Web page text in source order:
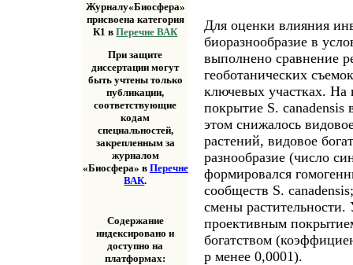
Журналу«Биосфера»
присвоена категория
К1 вПеречне ВАК
При защите
диссертации могут
быть учтены только
публикации,
соответствующие
кодам
специальностей,
закрепленным за
журналом
«Биосфера» в Перечне
ВАК.
Содержание
индексировано и
доступно на
платформах:
Для оценки влияния
биоразнообразие в
выполнено сравнение
геоботанических
ключевых участках. На
покрытие S. canadensis
этом снижалось
растений, видовое
разнообразие (число
формировался
сообществ S.
смены растительности.
проективным
богатством
p менее 0,0001).